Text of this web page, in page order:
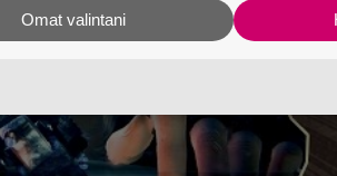
Omat valintani